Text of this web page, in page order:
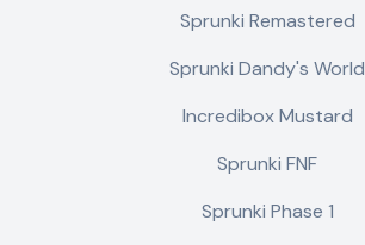
Sprunki Remastered
Sprunki Dandy's World
Incredibox Mustard
Sprunki FNF
Sprunki Phase 1